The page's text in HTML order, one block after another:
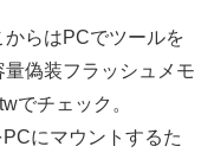
らはPCでツールを
偽装フラッシュメモ
でチェック。
にマウントするた